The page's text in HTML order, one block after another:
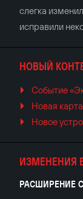
слегка
исправили
НОВЫЙ
Событие
Новая
Новое
ИЗМЕНЕНИЯ
РАСШИРЕНИЕ